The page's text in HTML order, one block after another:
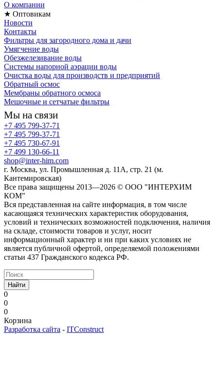
О компании
★ Оптовикам
Новости
Контакты
Фильтры для загородного дома и дачи
Умягчение воды
Обезжелезивание воды
Системы напорной аэрации воды
Очистка воды для производств и предприятий
Обратный осмос
Мембраны обратного осмоса
Мешочные и сетчатые фильтры
Мы на связи
+7 495 799-37-71
+7 495 799-37-71
+7 495 730-67-91
+7 499 130-66-11
shop@inter-him.com
г. Москва, ул. Промышленная д. 11А, стр. 21 (м.
Кантемировская)
Все права защищены 2013—2026 © OOO "ИНТЕРХИМ
КОМ"
Вся представленная на сайте информация, в том числе
касающаяся технических характеристик оборудования,
условий и технических возможностей подключения, наличия
на складе, стоимости товаров и услуг, носит
информационный характер и ни при каких условиях не
является публичной офертой, определяемой положениями
статьи 437 Гражданского кодекса РФ.
Найти
0
0
0
Корзина
Разработка сайта - ITConstruct